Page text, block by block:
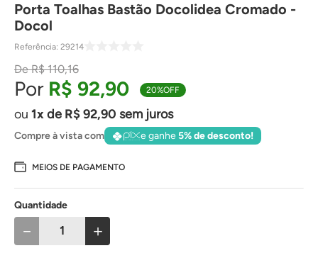
Porta Toalhas Bastão Docolidea Cromado -
Docol
Referência: 29214
R$ 110,16
R$ 92,90 20%OFF
1 de R$92,90 sem juros
Compre à vista com e ganhe5% de desconto!
MEIOS DE PAGAMENTO
Quantidade
＋
－